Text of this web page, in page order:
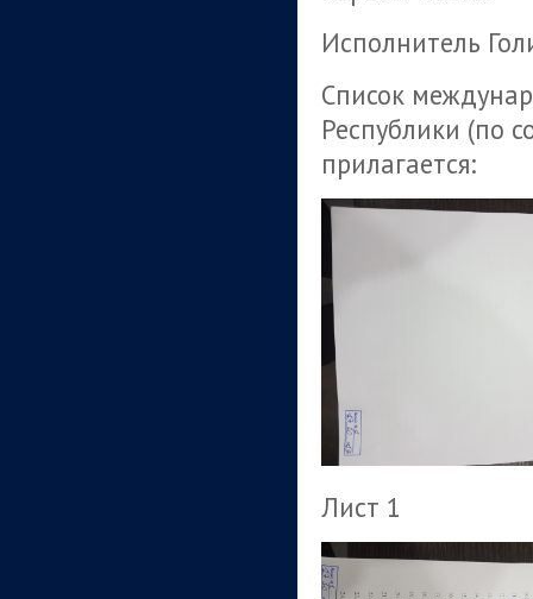
Исполнитель
Список
Республики (по
прилагается:
Лист 1